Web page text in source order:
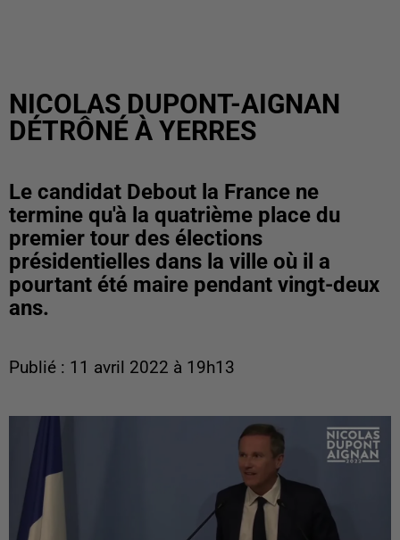
NICOLAS DUPONT-AIGNAN
DÉTRÔNÉ À YERRES
Le candidat Debout la France ne
termine qu'à la quatrième place du
premier tour des élections
présidentielles dans la ville où il a
pourtant été maire pendant vingt-deux
ans.
Publié : 11 avril 2022 à 19h13